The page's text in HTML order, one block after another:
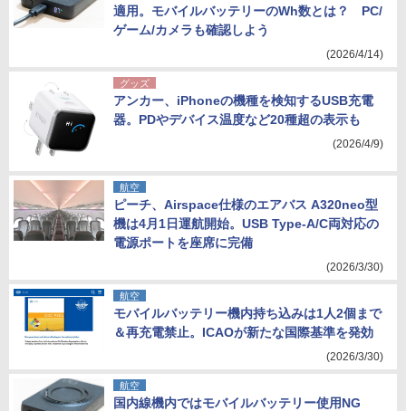
適用。モバイルバッテリーのWh数とは？ PC/
ゲーム/カメラも確認しよう
(2026/4/14)
グッズ
アンカー、iPhoneの機種を検知するUSB充電
器。PDやデバイス温度など20種超の表示も
(2026/4/9)
航空
ピーチ、Airspace仕様のエアバス A320neo型
機は4月1日運航開始。USB Type-A/C両対応の
電源ポートを座席に完備
(2026/3/30)
航空
モバイルバッテリー機内持ち込みは1人2個まで
＆再充電禁止。ICAOが新たな国際基準を発効
(2026/3/30)
航空
国内線機内ではモバイルバッテリー使用NG